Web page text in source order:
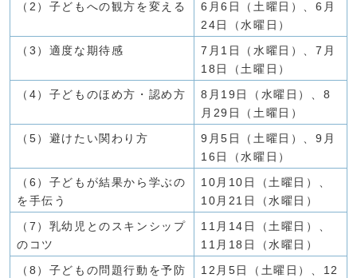
（2）子どもへの観方を変える
6月6日（土曜日）、6月
24日（水曜日）
（3）適度な期待感
7月1日（水曜日）、7月
18日（土曜日）
（4）子どものほめ方・認め方
8月19日（水曜日）、8
月29日（土曜日）
（5）避けたい関わり方
9月5日（土曜日）、9月
16日（水曜日）
（6）子どもが結果から学ぶの
を手伝う
10月10日（土曜日）、
10月21日（水曜日）
（7）乳幼児とのスキンシップ
のコツ
11月14日（土曜日）、
11月18日（水曜日）
（8）子どもの問題行動を予防
12月5日（土曜日）、12